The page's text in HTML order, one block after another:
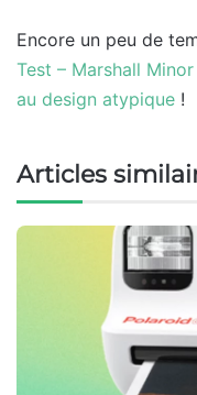
Encore un peu de
Test – Marshall
au design atypique !
Articles